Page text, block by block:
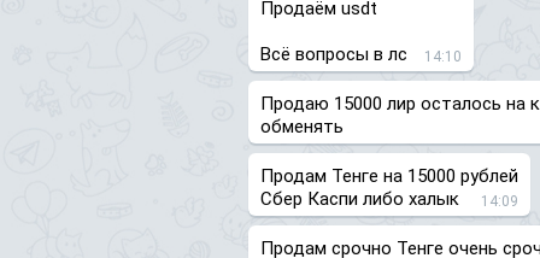
Продаём usdt
Всё вопросы в лс 14:10
Продаю 15000 лир осталось на
обменять
Продам Тенге на 15000 рублей
Сбер Каспи либо халык
14:09
Продам срочно Тенге очень